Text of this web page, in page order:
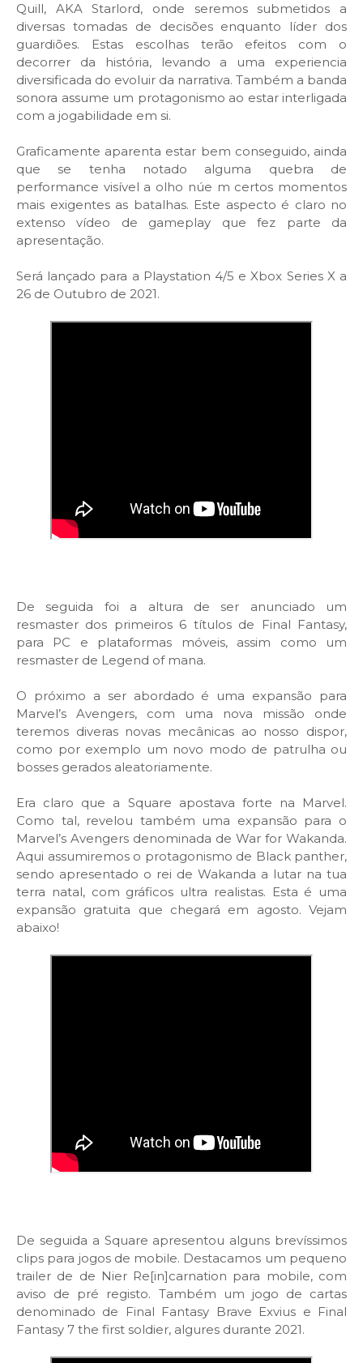
Quill, AKA Starlord, onde seremos submetidos a
diversas tomadas de decisões enquanto líder dos
guardiões. Estas escolhas terão efeitos com o
decorrer da história, levando a uma experiencia
diversificada do evoluir da narrativa. Também a banda
sonora assume um protagonismo ao estar interligada
com a jogabilidade em si.
Graficamente aparenta estar bem conseguido, ainda
que se tenha notado alguma quebra de
performance visível a olho núe m certos momentos
mais exigentes as batalhas. Este aspecto é claro no
extenso vídeo de gameplay que fez parte da
apresentação.
Será lançado para a Playstation 4/5 e Xbox Series X a
26 de Outubro de 2021.
De seguida foi a altura de ser anunciado um
resmaster dos primeiros 6 títulos de Final Fantasy,
para PC e plataformas móveis, assim como um
resmaster de Legend of mana.
O próximo a ser abordado é uma expansão para
Marvel’s Avengers, com uma nova missão onde
teremos diveras novas mecânicas ao nosso dispor,
como por exemplo um novo modo de patrulha ou
bosses gerados aleatoriamente.
Era claro que a Square apostava forte na Marvel.
Como tal, revelou também uma expansão para o
Marvel’s Avengers denominada de War for Wakanda.
Aqui assumiremos o protagonismo de Black panther,
sendo apresentado o rei de Wakanda a lutar na tua
terra natal, com gráficos ultra realistas. Esta é uma
expansão gratuita que chegará em agosto. Vejam
abaixo!
De seguida a Square apresentou alguns brevíssimos
clips para jogos de mobile. Destacamos um pequeno
trailer de de Nier Re[in]carnation para mobile, com
aviso de pré registo. Também um jogo de cartas
denominado de Final Fantasy Brave Exvius e Final
Fantasy 7 the first soldier, algures durante 2021.